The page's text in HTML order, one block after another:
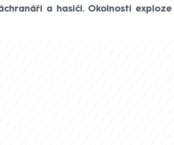
a hasiči. Okolnosti exploze